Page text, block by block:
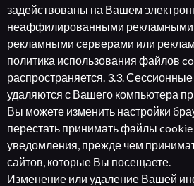
задействованы на Вашем
неаффилированными рекламными
рекламными серверами или
политика использования файлов
распространяется. 3.3.
удаляются с Вашего компьютера
Вы можете изменить настройки
перестать принимать файлы
уведомления, прежде чем
сайтов, которые Вы посещаете.
Изменение или удаление Вашей